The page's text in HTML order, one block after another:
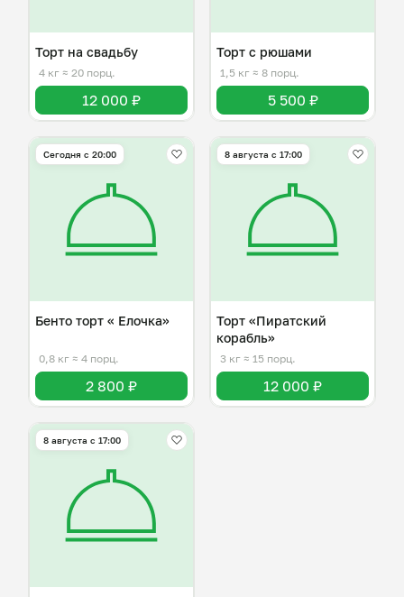
Торт на свадьбу
4 кг ≈ 20 порц.
12 000 ₽
Торт с рюшами
1,5 кг ≈ 8 порц.
5 500 ₽
Сегодня с 20:00
Бенто торт « Елочка»
0,8 кг ≈ 4 порц.
2 800 ₽
8 августа с 17:00
Торт «Пиратский
корабль»
3 кг ≈ 15 порц.
12 000 ₽
8 августа с 17:00